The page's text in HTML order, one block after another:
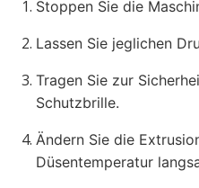
Stoppen Sie die
Lassen Sie jeglichen
Tragen Sie zur
Schutzbrille.
Ändern Sie die
Düsentemperatur